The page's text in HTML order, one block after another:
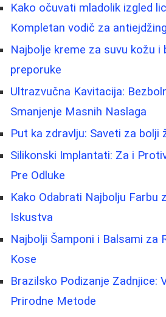
Kako očuvati mladolik izgled
Kompletan vodič za
Najbolje kreme za suvu kožu i
preporuke
Ultrazvučna Kavitacija:
Smanjenje Masnih Naslaga
Put ka zdravlju: Saveti za bolji
Silikonski Implantati: Za i
Pre Odluke
Kako Odabrati Najbolju Farbu
Iskustva
Najbolji Šamponi i Balsami za
Kose
Brazilsko Podizanje Zadnjice:
Prirodne Metode